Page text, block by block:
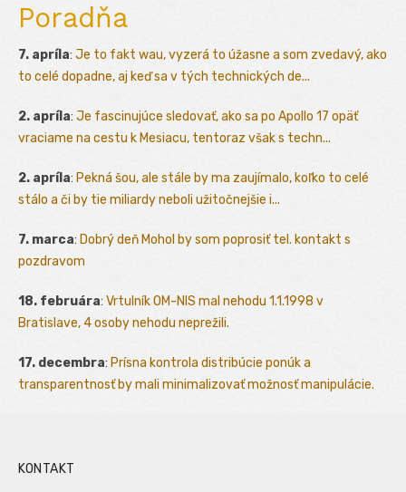
Poradňa
7. apríla: Je to fakt wau, vyzerá to úžasne a som zvedavý, ako
to celé dopadne, aj keď sa v tých technických de...
2. apríla: Je fascinujúce sledovať, ako sa po Apollo 17 opäť
vraciame na cestu k Mesiacu, tentoraz však s techn...
2. apríla: Pekná šou, ale stále by ma zaujímalo, koľko to celé
stálo a či by tie miliardy neboli užitočnejšie i...
7. marca: Dobrý deň Mohol by som poprosiť tel. kontakt s
pozdravom
18. februára: Vrtulník OM-NIS mal nehodu 1.1.1998 v
Bratislave, 4 osoby nehodu neprežili.
17. decembra: Prísna kontrola distribúcie ponúk a
transparentnosť by mali minimalizovať možnosť manipulácie.
KONTAKT